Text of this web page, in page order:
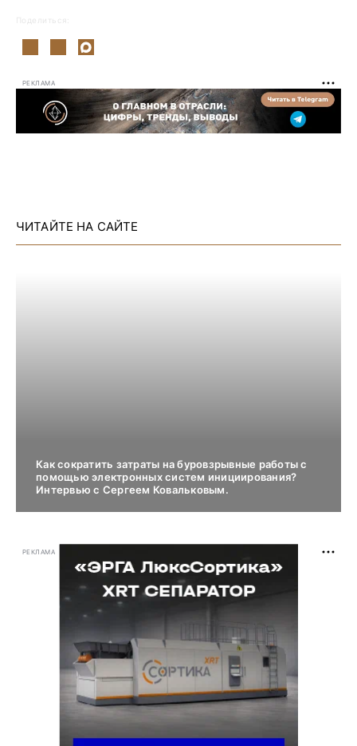
Поделиться:
РЕКЛАМА
ЧИТАЙТЕ НА САЙТЕ
Как сократить затраты на буровзрывные работы с
помощью электронных систем инициирования?
Интервью с Сергеем Ковальковым.
РЕКЛАМА